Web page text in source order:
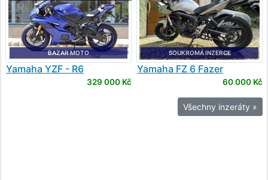
BAZAR MOTO
Yamaha YZF - R6
329 000 Kč
SOUKROMÁ INZERCE
Yamaha FZ 6 Fazer
60 000 Kč
Všechny inzeráty »